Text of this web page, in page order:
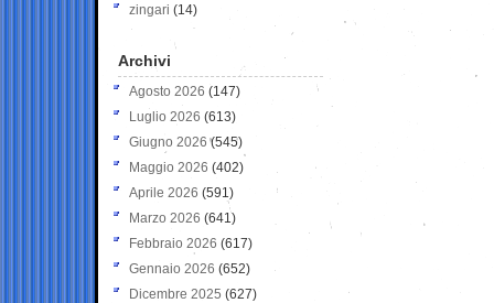
zingari (14)
Archivi
Agosto 2026 (147)
Luglio 2026 (613)
Giugno 2026 (545)
Maggio 2026 (402)
Aprile 2026 (591)
Marzo 2026 (641)
Febbraio 2026 (617)
Gennaio 2026 (652)
Dicembre 2025 (627)